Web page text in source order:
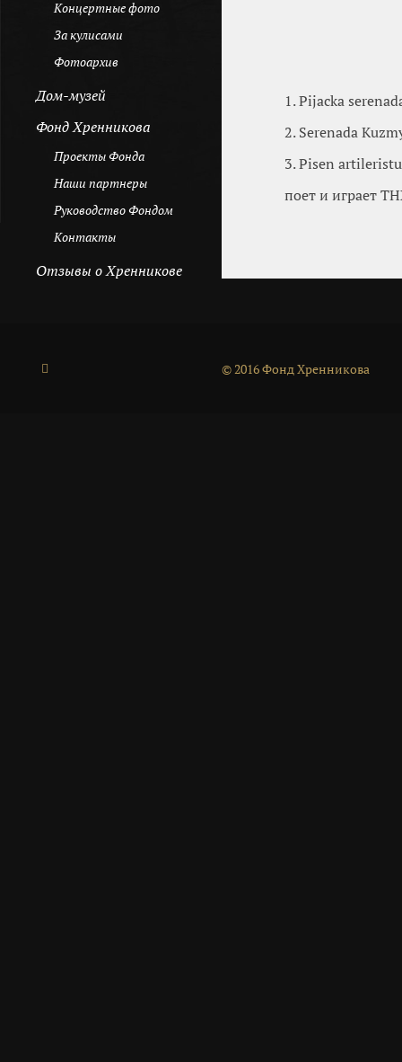
1. Pijacka
2. Serenada
3. Pisen artileristu
поет и играет
Концертные фото
За кулисами
Фотоархив
Дом-музей
Фонд Хренникова
Проекты Фонда
Наши партнеры
Руководство Фондом
Контакты
Отзывы о Хренникове
© 2016 Фонд Хренникова